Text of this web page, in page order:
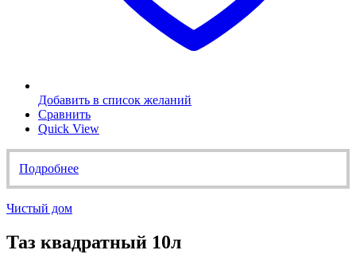
Добавить в список желаний
Сравнить
Quick View
Подробнее
Чистый дом
Таз квадратный 10л